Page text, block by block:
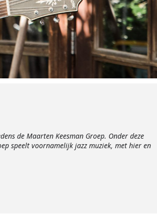
de Maarten Keesman Groep. Onder deze
speelt voornamelijk jazz muziek, met hier en